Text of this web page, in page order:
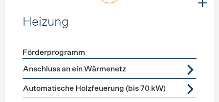
Heizung
Förderprogramme Heizung
Förderprogramm
Anschluss an ein Wärmenetz
Automatische Holzfeuerung (bis 70 kW)